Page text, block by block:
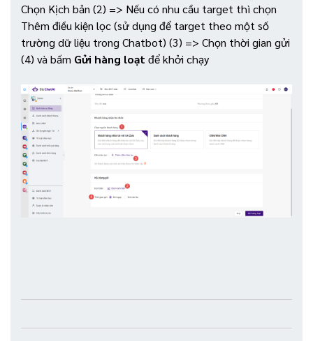
Chọn Kịch bản (2) => Nếu có nhu cầu target thì chọn
Thêm điều kiện lọc (sử dụng để target theo một số
trường dữ liệu trong Chatbot) (3) => Chọn thời gian gửi
(4) và bấm Gửi hàng loạt để khởi chạy